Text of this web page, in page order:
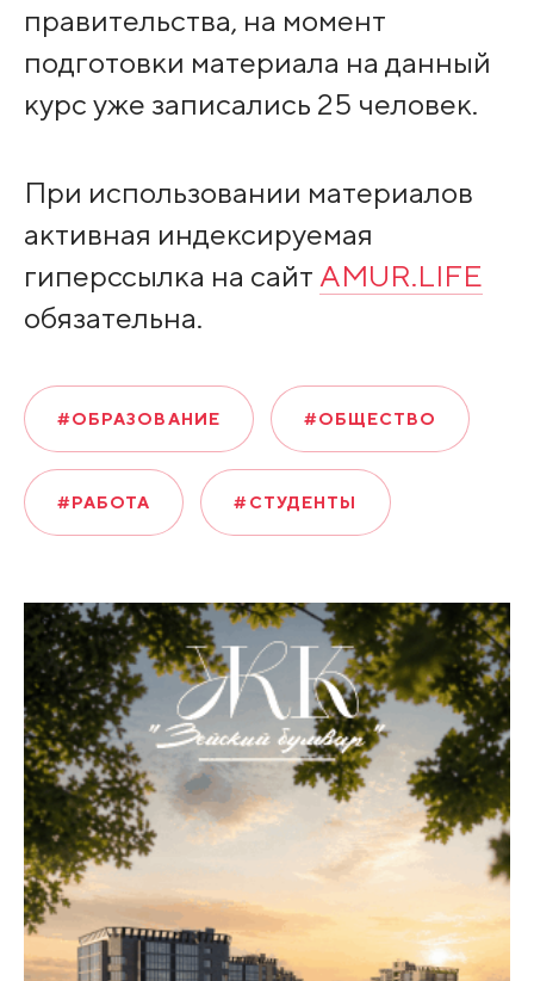
правительства, на момент
подготовки материала на данный
курс уже записались 25 человек.
При использовании материалов
активная индексируемая
гиперссылка на сайт AMUR.LIFE
обязательна.
#ОБРАЗОВАНИЕ #ОБЩЕСТВО
#РАБОТА #СТУДЕНТЫ